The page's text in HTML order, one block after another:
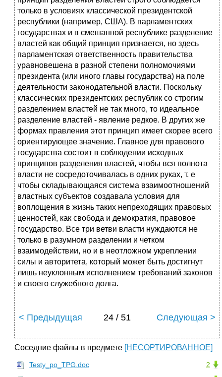
< Предыдущая 24 / 51 Следующая >
Соседние файлы в предмете [НЕСОРТИРОВАННОЕ]
2
Testy_po_TPG.doc